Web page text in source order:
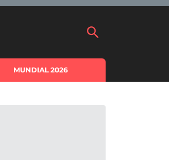
MUNDIAL 2026